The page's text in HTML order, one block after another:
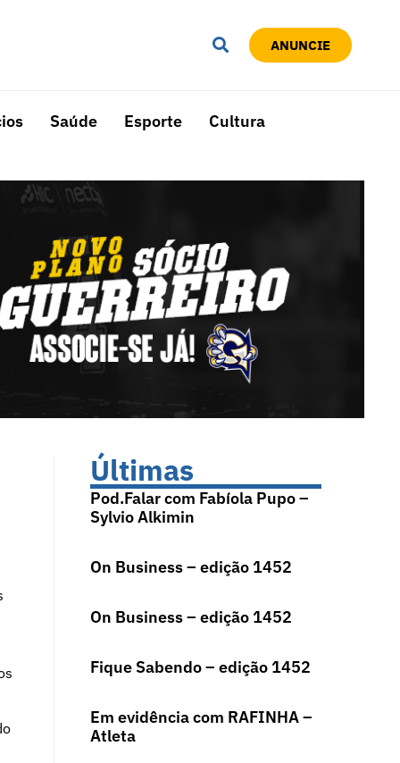
ANUNCIE
Saúde Esporte Cultura
Últimas
Pod.Falar com Fabíola Pupo –
Sylvio Alkimin
On Business – edição 1452
On Business – edição 1452
Fique Sabendo – edição 1452
Em evidência com RAFINHA –
Atleta